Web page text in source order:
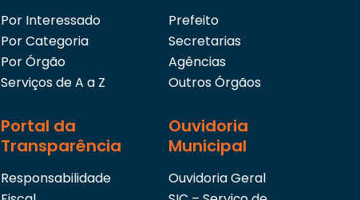
Por Interessado
Por Categoria
Por Órgão
Serviços de A a Z
Prefeito
Secretarias
Agências
Outros Órgãos
Portal da
Transparência
Responsabilidade
Ouvidoria
Municipal
Ouvidoria Geral